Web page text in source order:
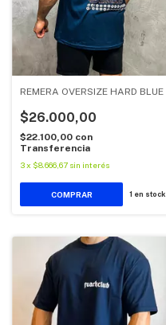
REMERA OVERSIZE HARD BLUE
$26.000,00
$22.100,00 con
Transferencia
3x $8.666,67 sin interés
COMPRAR 1 en stock